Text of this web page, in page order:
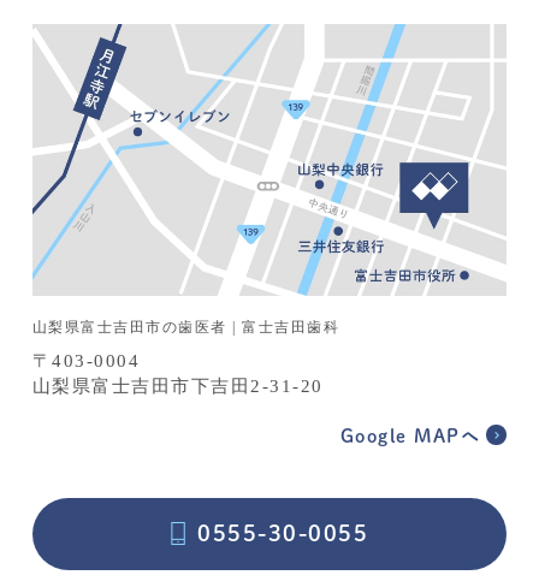
山梨県富士吉田市の歯医者 | 富士吉田歯科
〒403-0004
山梨県富士吉田市下吉田2-31-20
Google MAPへ
0555-30-0055